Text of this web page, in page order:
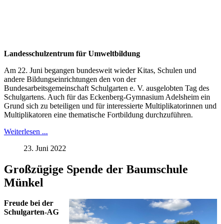
Landesschulzentrum für Umweltbildung
Am 22. Juni begangen bundesweit wieder Kitas, Schulen und
andere Bildungseinrichtungen den von der
Bundesarbeitsgemeinschaft Schulgarten e. V. ausgelobten Tag des
Schulgartens. Auch für das Eckenberg-Gymnasium Adelsheim ein
Grund sich zu beteiligen und für interessierte Multiplikatorinnen und
Multiplikatoren eine thematische Fortbildung durchzuführen.
Weiterlesen ...
23. Juni 2022
Großzügige Spende der Baumschule
Münkel
Freude bei der
Schulgarten-AG